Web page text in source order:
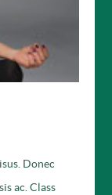
Donec
ac. Class